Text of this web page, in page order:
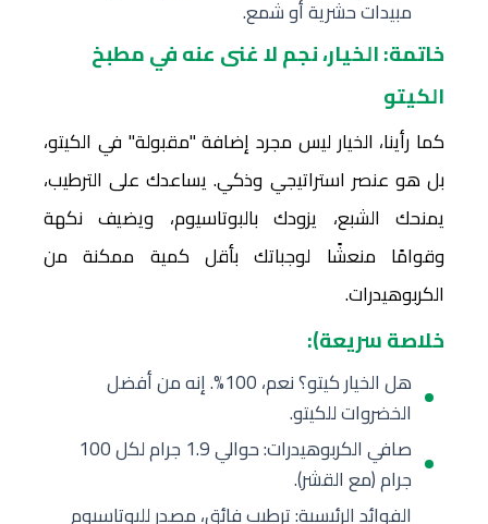
مبيدات حشرية أو شمع.
خاتمة: الخيار، نجم لا غنى عنه في مطبخ
الكيتو
كما رأينا، الخيار ليس مجرد إضافة "مقبولة" في الكيتو،
بل هو عنصر استراتيجي وذكي. يساعدك على الترطيب،
يمنحك الشبع، يزودك بالبوتاسيوم، ويضيف نكهة
وقوامًا منعشًا لوجباتك بأقل كمية ممكنة من
الكربوهيدرات.
خلاصة سريعة):
هل الخيار كيتو؟ نعم، 100%. إنه من أفضل
الخضروات للكيتو.
صافي الكربوهيدرات: حوالي 1.9 جرام لكل 100
جرام (مع القشر).
الفوائد الرئيسية: ترطيب فائق، مصدر للبوتاسيوم